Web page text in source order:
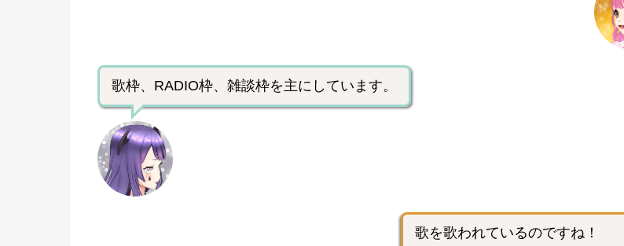
歌枠、RADIO枠、雑談枠を主にしています。
歌を歌われているのですね！